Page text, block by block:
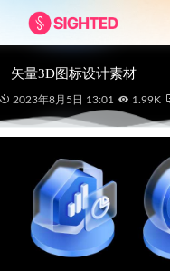
矢量3D图标设计素材
2023年8月5日 13:01 1.99K
应用程序UI设计素材
2023-